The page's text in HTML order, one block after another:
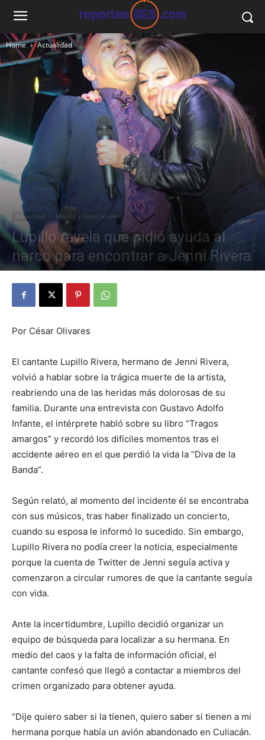
Home Actualidad
Actualidad Música y Espectáculos
Lupillo revela que pidió ayuda al
narco para encontrar a Jenni Rivera
Por César Olivares
El cantante Lupillo Rivera, hermano de Jenni Rivera,
volvió a hablar sobre la trágica muerte de la artista,
reabriendo una de las heridas más dolorosas de su
familia. Durante una entrevista con Gustavo Adolfo
Infante, el intérprete habló sobre su libro “Tragos
amargos” y recordó los difíciles momentos tras el
accidente aéreo en el que perdió la vida la “Diva de la
Banda”.
Según relató, al momento del incidente él se encontraba
con sus músicos, tras haber finalizado un concierto,
cuando su esposa le informó lo sucedido. Sin embargo,
Lupillo Rivera no podía creer la noticia, especialmente
porque la cuenta de Twitter de Jenni seguía activa y
comenzaron a circular rumores de que la cantante seguía
con vida.
Ante la incertidumbre, Lupillo decidió organizar un
equipo de búsqueda para localizar a su hermana. En
medio del caos y la falta de información oficial, el
cantante confesó que llegó a contactar a miembros del
crimen organizado para obtener ayuda.
“Dije quiero saber si la tienen, quiero saber si tienen a mi
hermana porque había un avión abandonado en Culiacán.